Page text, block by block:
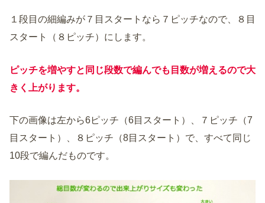
１段目の細編みが７目スタートなら７ピッチなので、８目
スタート（８ピッチ）にします。
ピッチを増やすと同じ段数で編んでも目数が増えるので大
きく上がります。
下の画像は左から6ピッチ（6目スタート）、７ピッチ（7
目スタート）、８ピッチ（8目スタート）で、すべて同じ
10段で編んだものです。